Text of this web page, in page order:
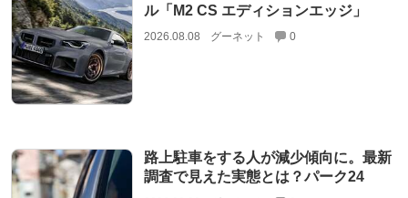
ル「M2 CS エディションエッジ」
2026.08.08 グーネット 0
路上駐車をする人が減少傾向に。最新
調査で見えた実態とは？パーク24